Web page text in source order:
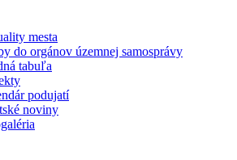
mesta
do orgánov územnej samosprávy
tabuľa
podujatí
noviny